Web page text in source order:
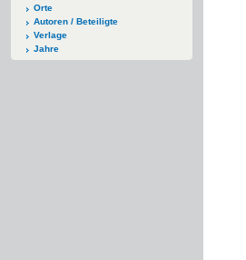
Orte
Autoren / Beteiligte
Verlage
Jahre